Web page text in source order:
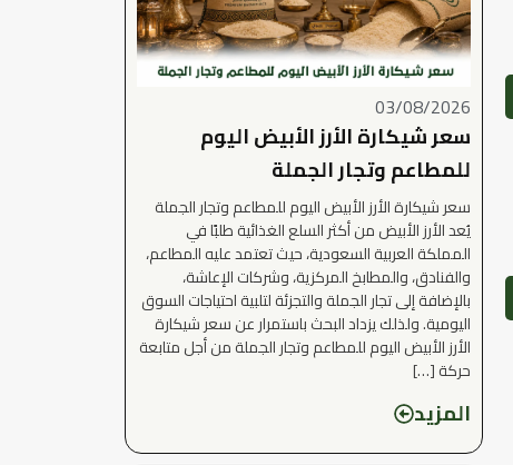
03/08/2026
سعر شيكارة الأرز الأبيض اليوم
للمطاعم وتجار الجملة
سعر شيكارة الأرز الأبيض اليوم للمطاعم وتجار الجملة
يُعد الأرز الأبيض من أكثر السلع الغذائية طلبًا في
المملكة العربية السعودية، حيث تعتمد عليه المطاعم،
والفنادق، والمطابخ المركزية، وشركات الإعاشة،
بالإضافة إلى تجار الجملة والتجزئة لتلبية احتياجات السوق
اليومية. ولذلك يزداد البحث باستمرار عن سعر شيكارة
الأرز الأبيض اليوم للمطاعم وتجار الجملة من أجل متابعة
حركة […]
المزيد